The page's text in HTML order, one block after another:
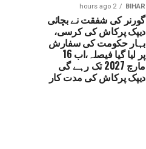
BIHAR
2 hours ago
گورنر کی شفقت نے بچائی
دیپک پرکاش کی کرسی،
بہار حکومت کی سفارش
پر لیا گیا فیصلہ،اب 16
مارچ 2027 تک رہے گی
دیپک پرکاش کی مدت کار